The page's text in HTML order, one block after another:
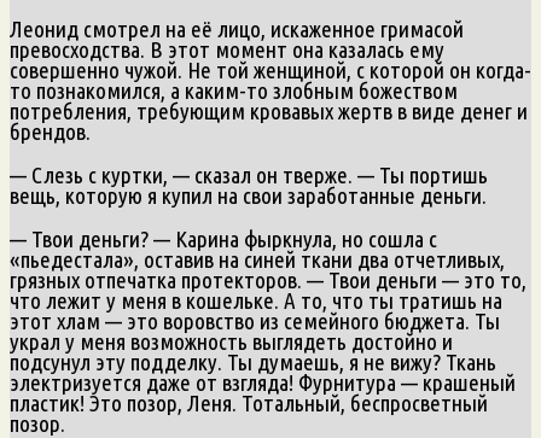
Леонид смотрел на её лицо, искаженное гримасой
превосходства. В этот момент она казалась ему
совершенно чужой. Не той женщиной, с которой он когда-
то познакомился, а каким-то злобным божеством
потребления, требующим кровавых жертв в виде денег и
брендов.
— Слезь с куртки, — сказал он тверже. — Ты портишь
вещь, которую я купил на свои заработанные деньги.
— Твои деньги? — Карина фыркнула, но сошла с
«пьедестала», оставив на синей ткани два отчетливых,
грязных отпечатка протекторов. — Твои деньги — это то,
что лежит у меня в кошельке. А то, что ты тратишь на
этот хлам — это воровство из семейного бюджета. Ты
украл у меня возможность выглядеть достойно и
подсунул эту подделку. Ты думаешь, я не вижу? Ткань
электризуется даже от взгляда! Фурнитура — крашеный
пластик! Это позор, Леня. Тотальный, беспросветный
позор.